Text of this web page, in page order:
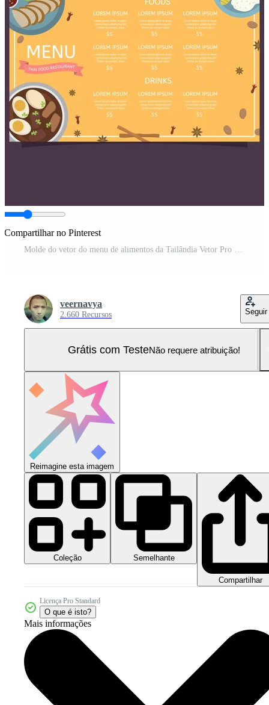
Compartilhar no Pinterest
Molde do vetor do menu de alimentos da Tailândia Vetor Pro e SVG Pro
veernavya
2.660 Recursos Seguir
Grátis com TesteNão requere atribuição!
Reimagine esta imagem
Coleção Semelhante
Compartilhar
Licença Pro Standard
O que é isto?
Mais informações